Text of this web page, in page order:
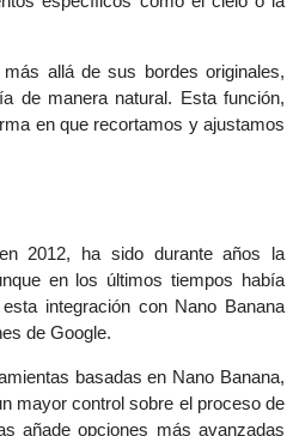
allá de sus bordes originales,
de manera natural. Esta función,
en que recortamos y ajustamos
2012, ha sido durante años la
en los últimos tiempos había
integración con Nano Banana
de Google.
basadas en Nano Banana,
mayor control sobre el proceso de
añade opciones más avanzadas